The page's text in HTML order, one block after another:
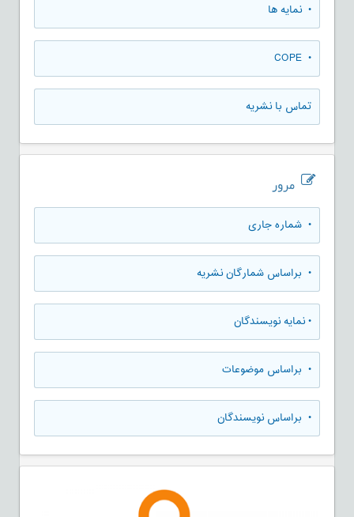
• نمایه ها
• COPE
تماس با نشریه
مرور
• شماره جاری
• براساس شمارگان نشریه
•نمایه نویسندگان
• براساس موضوعات
• براساس نویسندگان